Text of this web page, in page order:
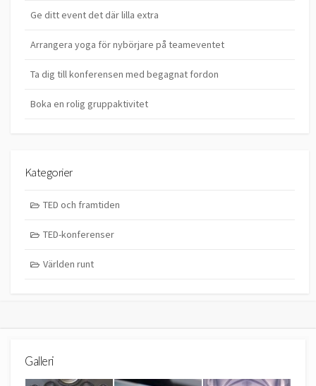
Ge ditt event det där lilla extra
Arrangera yoga för nybörjare på teameventet
Ta dig till konferensen med begagnat fordon
Boka en rolig gruppaktivitet
Kategorier
TED och framtiden
TED-konferenser
Världen runt
Galleri